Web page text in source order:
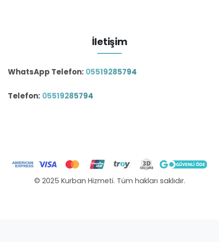
İletişim
WhatsApp Telefon: 05519285794
Telefon: 05519285794
© 2025 Kurban Hizmeti. Tüm hakları saklıdır.